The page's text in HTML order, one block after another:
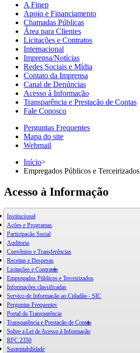
A Finep
Apoio e Financiamento
Chamadas Públicas
Área para Clientes
Licitações e Contratos
Internacional
Imprensa/Notícias
Redes Sociais e Mídia
Contato da Imprensa
Canal de Denúncias
Acesso à Informação
Transparência e Prestação de Contas
Fale Conosco
Perguntas Frequentes
Mapa do site
Webmail
Início>
Empregados Públicos e Terceirizados
Acesso à Informação
Institucional
Ações e Programas
Participação Social
Auditoria
Convênios e Transferências
Receitas e Despesas
Licitações e Contratos
Empregados Públicos e Terceirizados
Informações classificadas
Serviço de Informação ao Cidadão - SIC
Perguntas Frequentes
Portal da Transparência
Transparência e Prestação de Contas
Sobre a Lei de Acesso à Informação
RFC 2350
Sustentabilidade